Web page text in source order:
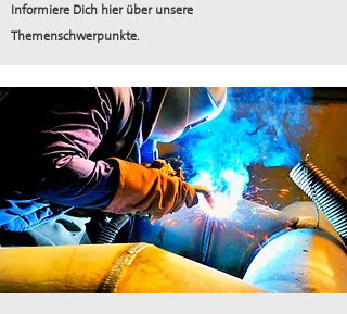
Informiere Dich hier über unsere
Themenschwerpunkte.